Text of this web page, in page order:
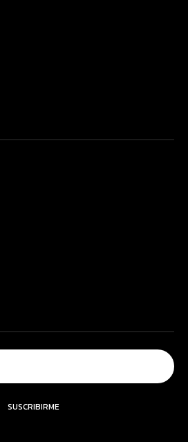
SUSCRIBIRME